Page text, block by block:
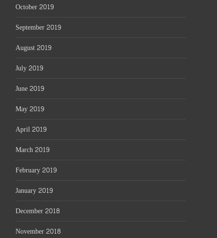
October 2019
September 2019
August 2019
July 2019
June 2019
May 2019
April 2019
March 2019
February 2019
January 2019
December 2018
November 2018